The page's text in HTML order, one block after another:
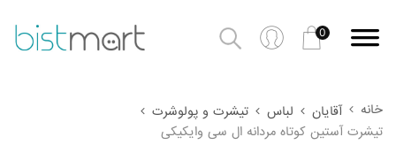
0
خانه آقایان لباس
تیشرت و پولوشرت
تیشرت آستین کوتاه مردانه ال سی وایکیکی